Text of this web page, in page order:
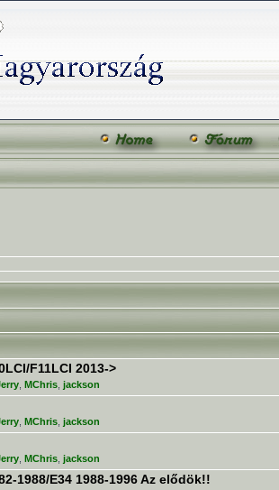
F11LCI 2013->
MChris jackson
MChris jackson
MChris jackson
1988/E34 1988-1996 Az elődök!!